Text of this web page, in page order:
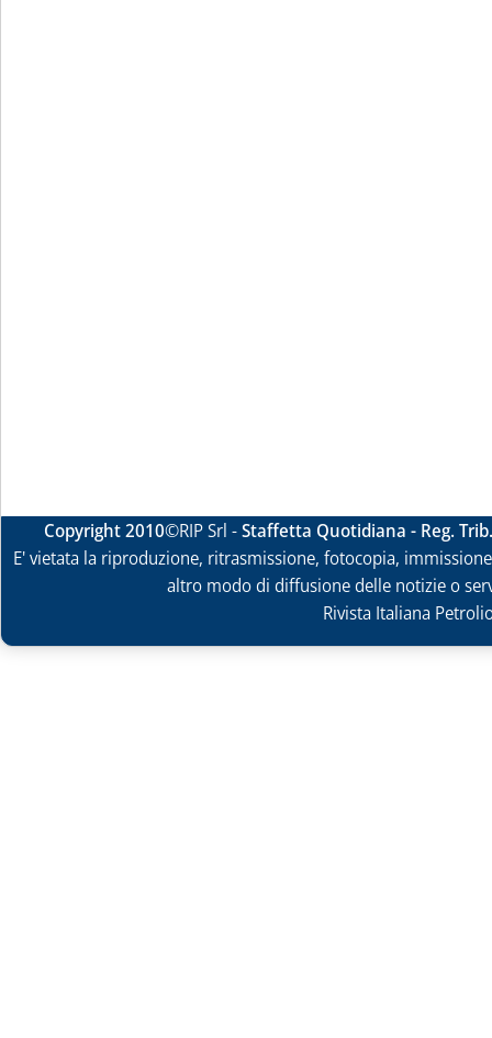
Copyright 2010©RIP Srl -Staffetta Quotidiana - Reg.
E' vietata la riproduzione, ritrasmissione, fotocopia,
altro modo di diffusione delle notizie o
Rivista Italiana